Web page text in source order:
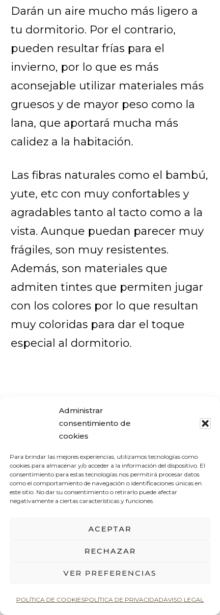
Administrar
consentimiento de
cookies
Para brindar las mejores experiencias, utilizamos tecnologías como
cookies para almacenar y/o acceder a la información del dispositivo. El
consentimiento para estas tecnologías nos permitirá procesar datos
como el comportamiento de navegación o identificaciones únicas en
este sitio. No dar su consentimiento o retirarlo puede afectar
negativamente a ciertas características y funciones.
ACEPTAR
RECHAZAR
VER PREFERENCIAS
POLÍTICA DE COOKIESPOLÍTICA DE PRIVACIDADAVISO LEGAL
Darán un aire mucho más ligero a
tu dormitorio. Por el contrario,
pueden resultar frías para el
invierno, por lo que es más
aconsejable utilizar materiales más
gruesos y de mayor peso como la
lana, que aportará mucha más
calidez a la habitación.
Las fibras naturales como el bambú,
yute, etc con muy confortables y
agradables tanto al tacto como a la
vista. Aunque puedan parecer muy
frágiles, son muy resistentes.
Además, son materiales que
admiten tintes que permiten jugar
con los colores por lo que resultan
muy coloridas para dar el toque
especial al dormitorio.
Alfombras vinílicas
Seguro que las has visto sobre todo
en zonas como la cocina o de
exterior, pero sin duda también son
una buena opción para tu
suciedad, por lo que son de fácil
limpieza. Podrás encontrar infinidad